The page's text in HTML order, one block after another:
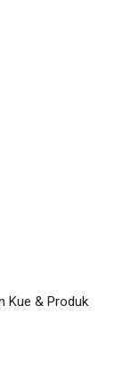
Kue & Produk